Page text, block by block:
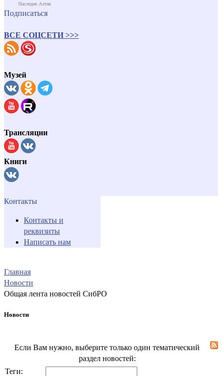
Наследие Алтая
Подписаться
ВСЕ СОЦСЕТИ >>>
Музей
Трансляции
Книги
Контакты
Контакты и
реквизиты
Написать нам
Главная
Новости
Общая лента новостей СибРО
Новости
Если Вам нужно, выберите только один тематический
раздел новостей:
Теги: